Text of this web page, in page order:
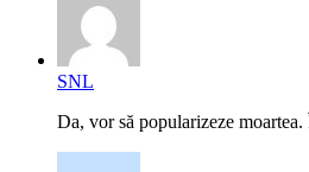
SNL
Da, vor să popularizeze